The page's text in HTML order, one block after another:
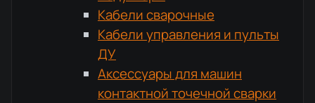
Кабели сварочные
Кабели управления и пульты
ДУ
Аксессуары для машин
контактной точечной сварки